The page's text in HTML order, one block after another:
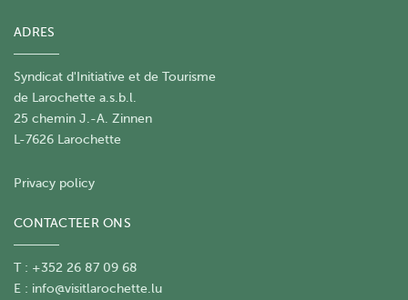
ADRES
Syndicat d'Initiative et de Tourisme
de Larochette a.s.b.l.
25 chemin J.-A. Zinnen
L-7626 Larochette
Privacy policy
CONTACTEER ONS
T : +352 26 87 09 68
E : info@visitlarochette.lu